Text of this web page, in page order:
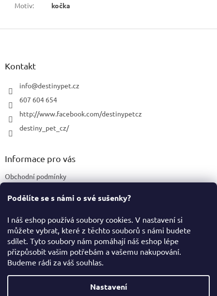
Podělíte se s námi o své sušenky?
I náš eshop používá soubory cookies. V nastavení si
můžete vybrat, které z těchto souborů s námi budete
sdílet. Tyto soubory nám pomáhají náš eshop lépe
přizpůsobit vašim potřebám a vašemu nakupování.
Budeme rádi za váš souhlas.
Nastavení
Motiv: kočka
Z
Kontakt
info@destinypet.cz
607 604 654
http://www.facebook.com/destinypetcz
destiny_pet_cz/
Informace pro vás
Obchodní podmínky
Certifikace a označení produktů
Facebook